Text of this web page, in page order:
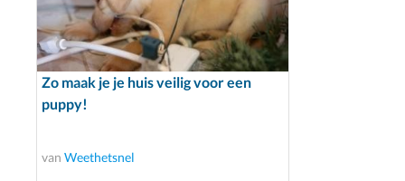
Zo maak je je huis veilig voor een
puppy!
van Weethetsnel